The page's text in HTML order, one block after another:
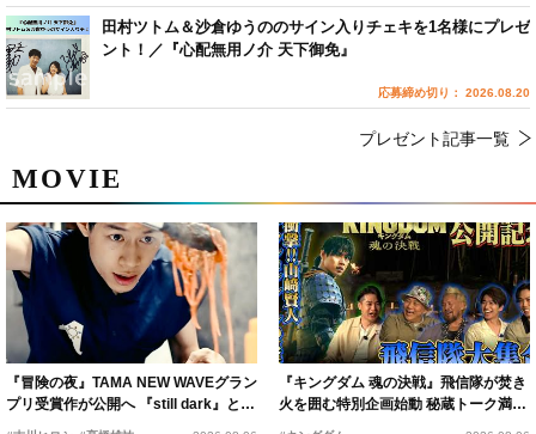
MOVIE
『冒険の夜』TAMA NEW WAVEグラン
プリ受賞作が公開へ 『still dark』と同
『キングダム 魂の決戦』飛信隊が焚き
火を囲む特別企画始動 秘蔵トーク満載
田村ツトム＆沙倉ゆうののサイン入りチェキを1名様にプレゼ
ント！／『心配無用ノ介 天下御免』
応募締め切り： 2026.08.20
プレゼント記事一覧